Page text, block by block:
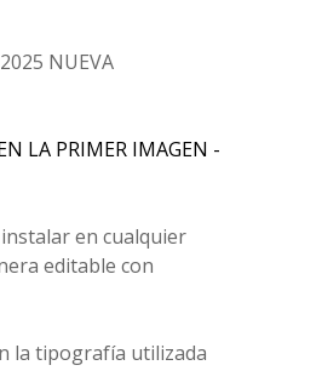
NUEVA
LA PRIMER IMAGEN -
en cualquier
editable con
la tipografía utilizada